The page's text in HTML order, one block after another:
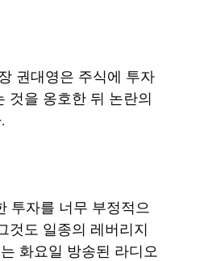
권대영은 주식에 투자
것을 옹호한 뒤 논란의
투자를 너무 부정적으
것도 일종의 레버리지
화요일 방송된 라디오